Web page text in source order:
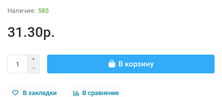
585
31.30р.
В корзину
В закладки В сравнение